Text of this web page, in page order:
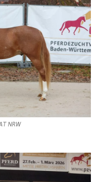
NRW